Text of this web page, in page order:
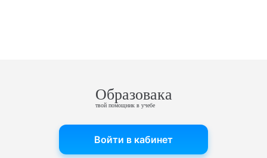
Образовака
твой помощник в учебе
Войти в кабинет